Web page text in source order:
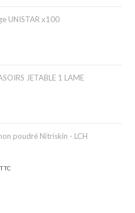
UNISTAR x100
JETABLE 1 LAME
poudré Nitriskin - LCH
TTC